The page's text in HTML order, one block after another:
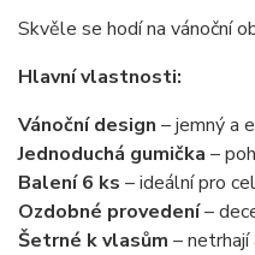
Skvěle se hodí na vánoční
Hlavní vlastnosti:
Vánoční design – jemný a
Jednoduchá gumička –
Balení 6 ks – ideální pro
Ozdobné provedení–
Šetrné k vlasům –